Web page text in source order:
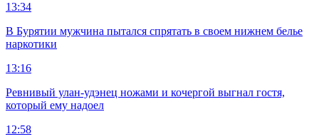
13:34
В Бурятии мужчина пытался спрятать в своем нижнем белье
наркотики
13:16
Ревнивый улан-удэнец ножами и кочергой выгнал гостя,
который ему надоел
12:58